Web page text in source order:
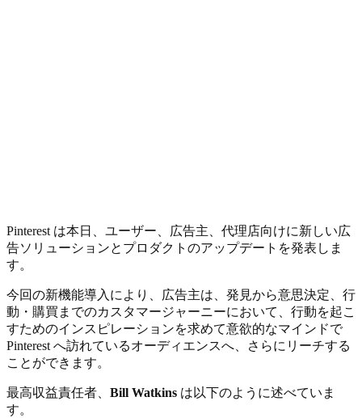
Pinterest は本日、ユーザー、広告主、代理店向けに新しい広
告ソリューションとプロダクトのアップデートを発表しま
す。
今回の新機能導入により、広告主は、発見から意思決定、行
動・購買までのカスタマージャーニーにおいて、行動を起こ
すためのインスピレーションを求めて意欲的なマインドで
Pinterest へ訪れているオーディエンスへ、さらにリーチする
ことができます。
最高収益責任者、 Bill Watkins は以下のように述べていま
す。